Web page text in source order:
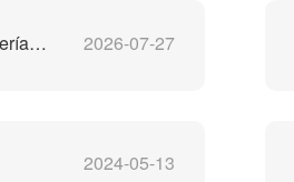
El mejor fabricante chino de máquinas de reciclaje de baterías de iones de litio 2026-07-27
2024-05-13